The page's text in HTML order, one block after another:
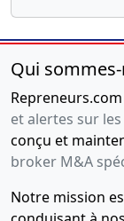
Montant :200
Date
Date de fin :
Créancier :
20 Av Viton
20
Adresse du
Mentions :
Qui
et alertes sur
conçu et
broker M&A
Notre mission